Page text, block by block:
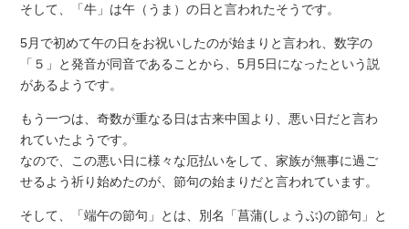
そして、「牛」は午（うま）の日と言われたそうです。
5月で初めて午の日をお祝いしたのが始まりと言われ、数字の
「５」と発音が同音であることから、5月5日になったという説
があるようです。
もう一つは、奇数が重なる日は古来中国より、悪い日だと言わ
れていたようです。
なので、この悪い日に様々な厄払いをして、家族が無事に過ご
せるよう祈り始めたのが、節句の始まりだと言われています。
そして、「端午の節句」とは、別名「菖蒲(しょうぶ)の節句」と